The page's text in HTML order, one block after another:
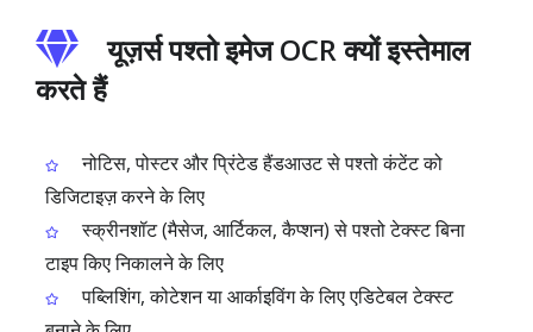
यूज़र्स पश्तो इमेज OCR क्यों इस्तेमाल
करते हैं
नोटिस, पोस्टर और प्रिंटेड हैंडआउट से पश्तो कंटेंट को
डिजिटाइज़ करने के लिए
स्क्रीनशॉट (मैसेज, आर्टिकल, कैप्शन) से पश्तो टेक्स्ट बिना
टाइप किए निकालने के लिए
पब्लिशिंग, कोटेशन या आर्काइविंग के लिए एडिटेबल टेक्स्ट